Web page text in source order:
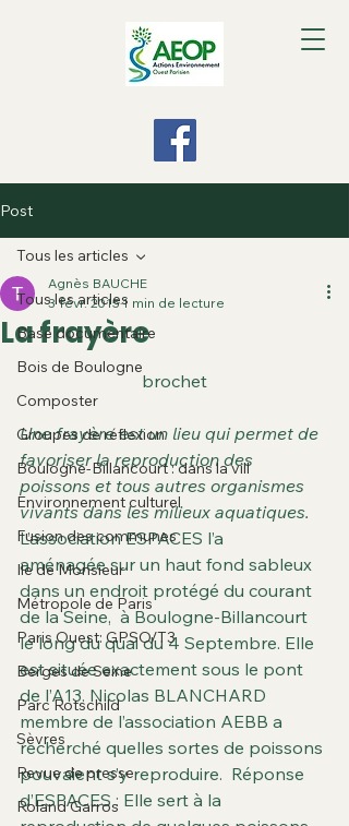
Post
Tous les articles
Base documentaire
Bois de Boulogne
Composter
Groupes de réflexion
Boulogne-Billancourt : dans la vill
Environnement culturel
Fusion des communes
Ile de Monsieur
Métropole de Paris
Paris Ouest: GPSO/T3
Berges de Seine
Parc Rotschild
Sèvres
Revue de presse
Roland Garros
Tous les articles
La frayère
Agnès BAUCHE
3 févr. 20151 min de lecture
brochet
Une frayère est un lieu qui permet de
favoriser la reproduction des
poissons et tous autres organismes
vivants dans les milieux aquatiques.
L’association ESPACES l’a
aménagée sur un haut fond sableux
dans un endroit protégé du courant
de la Seine,  à Boulogne-Billancourt
le long du quai du 4 Septembre. Elle
est située exactement sous le pont
de l’A13. Nicolas BLANCHARD
membre de l’association AEBB a
recherché quelles sortes de poissons
pouvaient s’y reproduire.  Réponse
d’ESPACES : Elle sert à la